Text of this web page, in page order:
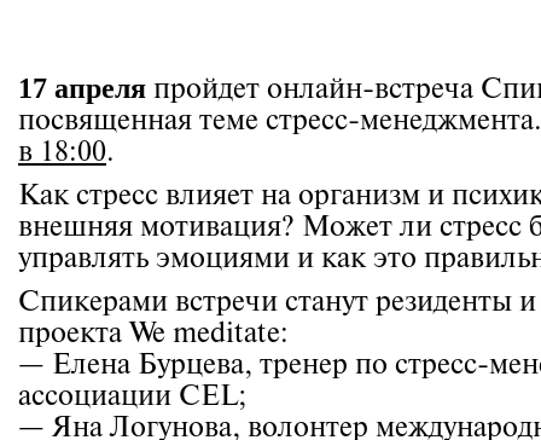
17 апреля пройдет онлайн-встреча
посвященная теме стресс-
в 18:00.
Как стресс влияет на организм и
внешняя мотивация? Может ли стресс
управлять эмоциями и как это
Спикерами встречи станут резиденты
проекта We meditate:
— Елена Бурцева, тренер по стресс-
ассоциации CEL;
— Яна Логунова, волонтер